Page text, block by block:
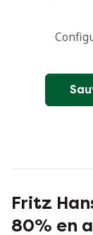
Fritz
80% en